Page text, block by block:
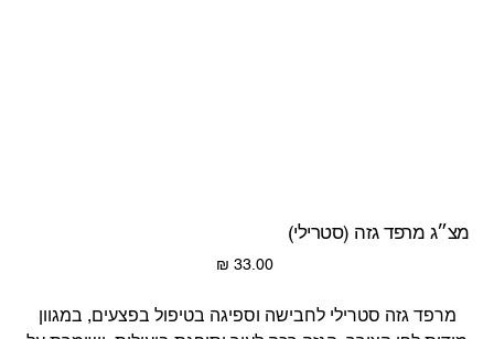
מצ״ג מרפד גזה (סטרילי)
מחיר
מרפד גזה סטרילי לחבישה וספיגה בטיפול בפצעים, במגוון